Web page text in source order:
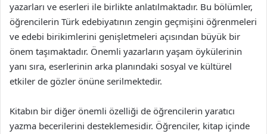
yazarları ve eserleri ile birlikte anlatılmaktadır. Bu bölümler,
öğrencilerin Türk edebiyatının zengin geçmişini öğrenmeleri
ve edebi birikimlerini genişletmeleri açısından büyük bir
önem taşımaktadır. Önemli yazarların yaşam öykülerinin
yanı sıra, eserlerinin arka planındaki sosyal ve kültürel
etkiler de gözler önüne serilmektedir.
Kitabın bir diğer önemli özelliği de öğrencilerin yaratıcı
yazma becerilerini desteklemesidir. Öğrenciler, kitap içinde